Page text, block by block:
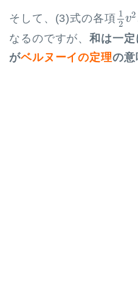
そして、(3)式の各項 1
2 v2
1 v
なるのですが、和は一
がベルヌーイの定理の意